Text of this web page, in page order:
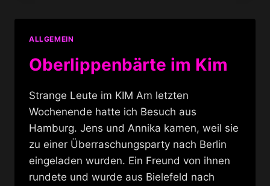
ALLGEMEIN
Oberlippenbärte im Kim
Strange Leute im KIM Am letzten
Wochenende hatte ich Besuch aus
Hamburg. Jens und Annika kamen, weil sie
zu einer Überraschungsparty nach Berlin
eingeladen wurden. Ein Freund von ihnen
rundete und wurde aus Bielefeld nach